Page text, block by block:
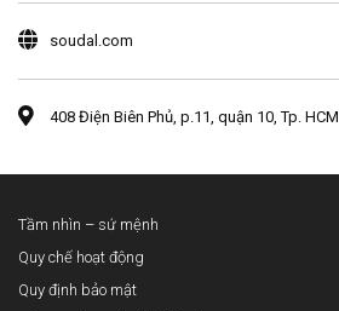
soudal.com
408 Điện Biên Phủ, p.11, quận 10, Tp. HCM
Tầm nhìn – sứ mệnh
Quy chế hoạt động
Quy định bảo mật